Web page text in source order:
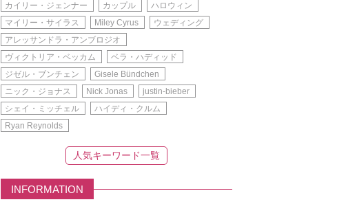
カイリー・ジェンナー
カップル
ハロウィン
マイリー・サイラス
Miley Cyrus
ウェディング
アレッサンドラ・アンブロジオ
ヴィクトリア・ベッカム
ベラ・ハディッド
ジゼル・ブンチェン
Gisele Bündchen
ニック・ジョナス
Nick Jonas
justin-bieber
シェイ・ミッチェル
ハイディ・クルム
Ryan Reynolds
人気キーワード一覧
INFORMATION